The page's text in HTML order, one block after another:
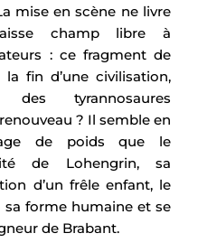
mise en scène ne livre
champ libre à
: ce fragment de
fin d’une civilisation,
des tyrannosaures
? Il semble en
de poids que le
de Lohengrin, sa
d’un frêle enfant, le
sa forme humaine et se
de Brabant.